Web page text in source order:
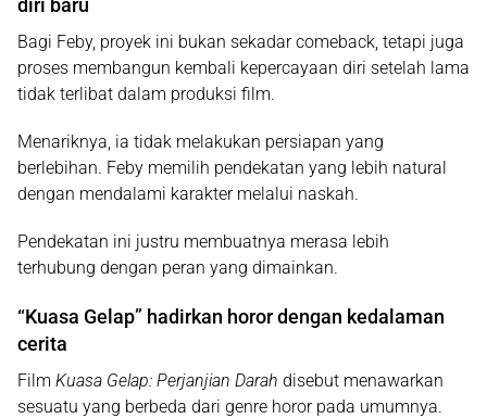
Bagi Feby, proyek ini bukan sekadar comeback, tetapi juga
proses membangun kembali kepercayaan diri setelah lama
tidak terlibat dalam produksi film.
Menariknya, ia tidak melakukan persiapan yang
berlebihan. Feby memilih pendekatan yang lebih natural
dengan mendalami karakter melalui naskah.
Pendekatan ini justru membuatnya merasa lebih
terhubung dengan peran yang dimainkan.
“Kuasa Gelap” hadirkan horor dengan kedalaman
cerita
Film Kuasa Gelap: Perjanjian Darah disebut menawarkan
sesuatu yang berbeda dari genre horor pada umumnya.